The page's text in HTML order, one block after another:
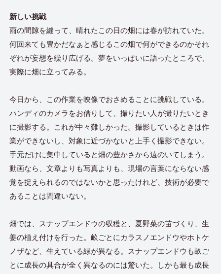
新しい挑戦
雨の間隙を縫って、晴れたこの日の畑には春が訪れていた。
何回来ても豊かだなぁと感じるこの畑で何ができるのかそれ
ぞれが妄想を繰り広げる。夢をいっぱいに語ったところで、
実際に畑に立ってみる。
今日から、この作業を映像でおさめることに挑戦している。
ハンディのカメラをお借りして、撮りたい人が撮りたいとき
に撮影する。これが中々難しかった。撮影しているときは作
業ができないし、対象に近づかないと上手く撮影できない。
手元だけに集中していると畑の豊かさから遠のいてしまう。
動画なら、文章よりも写真よりも、現場の言葉にならない感
覚を捉えられるのではないかと思ったけれど、技術が必要で
あることは間違いない。
畑では、スナップエンドウの収穫と、夏野菜の苗づくり、生
姜の植え付けを行った。畝ごとにカラスノエンドウやホトケ
ノザなど、生えている緑が異なる。スナップエンドウも畝ご
とに成長の具合が全く異なるのには驚いた。しかも最も成長